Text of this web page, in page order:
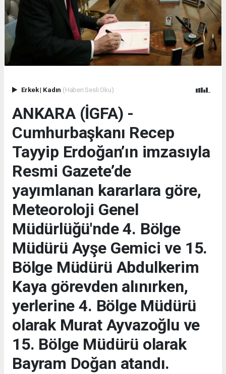
Erkek| Kadın (Haberi Sesli Oku)
ANKARA (İGFA) -
Cumhurbaşkanı Recep
Tayyip Erdoğan’ın imzasıyla
Resmi Gazete’de
yayımlanan kararlara göre,
Meteoroloji Genel
Müdürlüğü'nde 4. Bölge
Müdürü Ayşe Gemici ve 15.
Bölge Müdürü Abdulkerim
Kaya görevden alınırken,
yerlerine 4. Bölge Müdürü
olarak Murat Ayvazoğlu ve
15. Bölge Müdürü olarak
Bayram Doğan atandı.